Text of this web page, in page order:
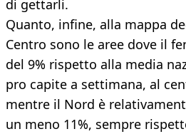
di gettarli.
Quanto, infine, alla mappa
Centro sono le aree dove il
del 9% rispetto alla media
pro capite a settimana, al
mentre il Nord è
un meno 11%, sempre